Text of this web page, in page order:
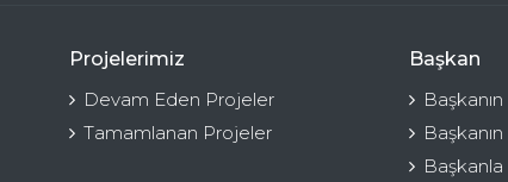
Projelerimiz
Devam Eden Projeler
Tamamlanan Projeler
Başkan
Başkanla